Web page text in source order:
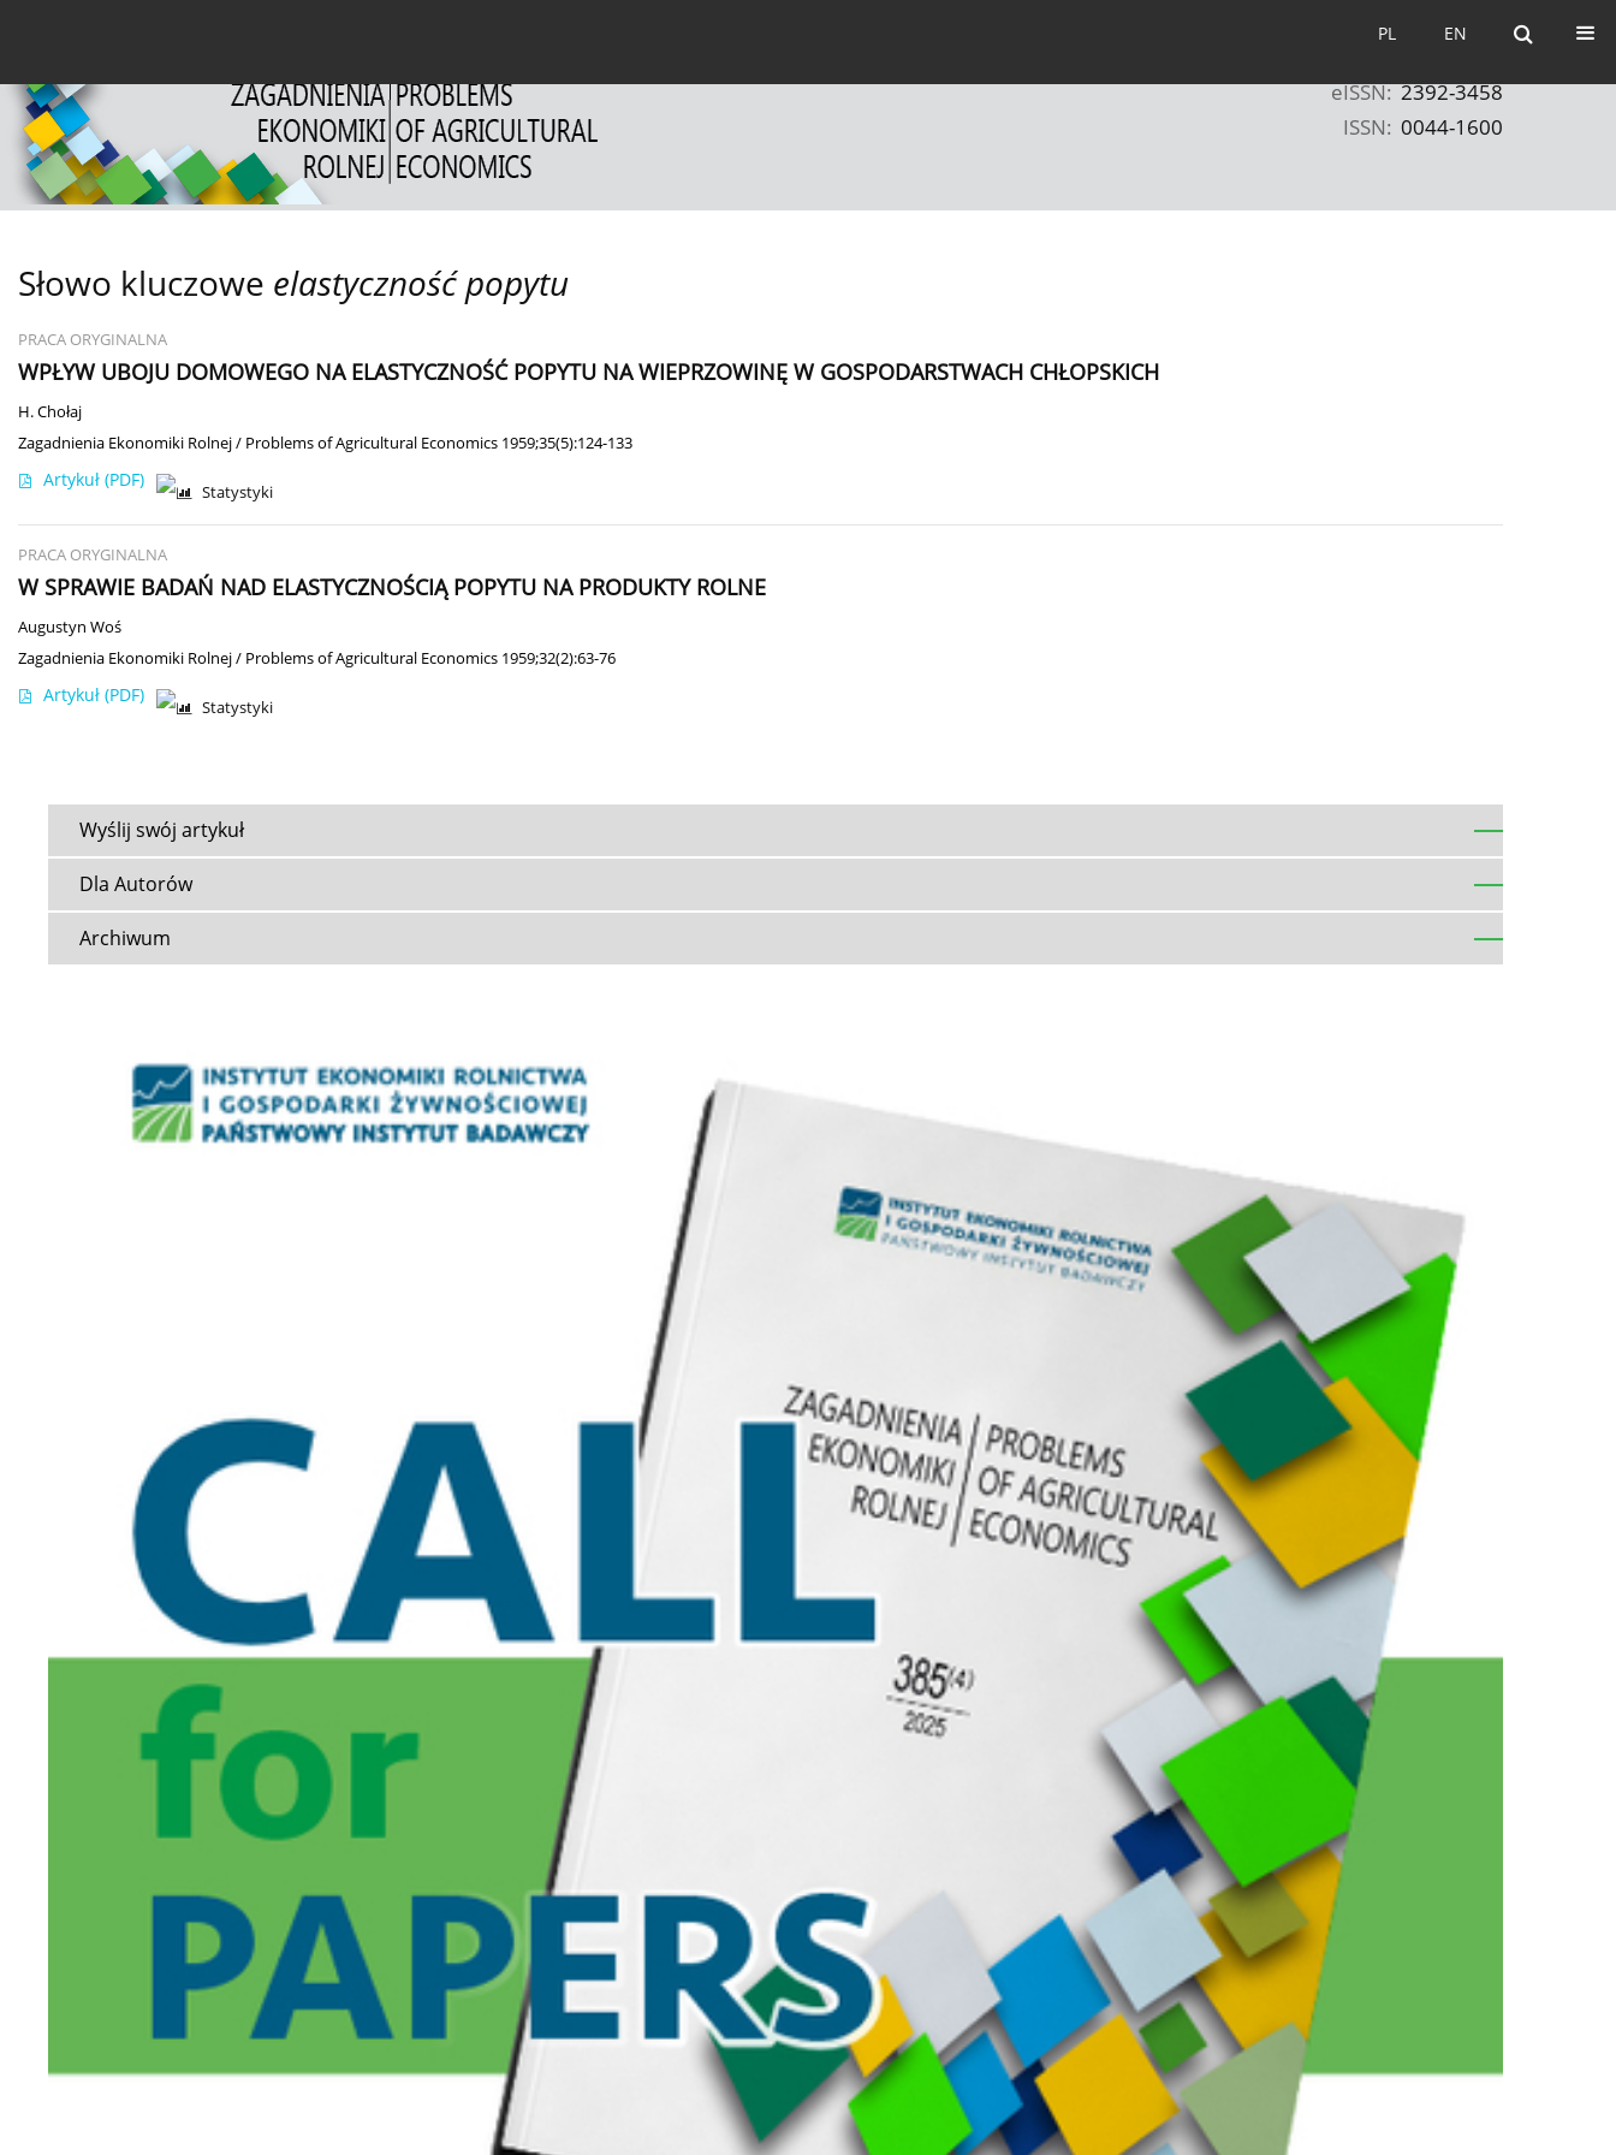
EN
PL EN
PL
eISSN: 2392-3458
ISSN: 0044-1600
Słowo kluczowe elastyczność popytu
PRACA ORYGINALNA
WPŁYW UBOJU DOMOWEGO NA ELASTYCZNOŚĆ POPYTU NA WIEPRZOWINĘ W GOSPODARSTWACH CHŁOPSKICH
H. Chołaj
Zagadnienia Ekonomiki Rolnej / Problems of Agricultural Economics 1959;35(5):124-133
Artykuł (PDF)
Statystyki
PRACA ORYGINALNA
W SPRAWIE BADAŃ NAD ELASTYCZNOŚCIĄ POPYTU NA PRODUKTY ROLNE
Augustyn Woś
Zagadnienia Ekonomiki Rolnej / Problems of Agricultural Economics 1959;32(2):63-76
Artykuł (PDF)
Statystyki
Wyślij swój artykuł
Dla Autorów
Archiwum